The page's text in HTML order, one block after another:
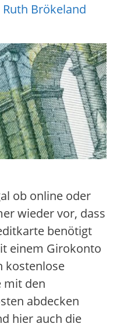
Ruth Brökeland
ob online oder
wieder vor, dass
benötigt
einem Girokonto
kostenlose
mit den
abdecken
hier auch die